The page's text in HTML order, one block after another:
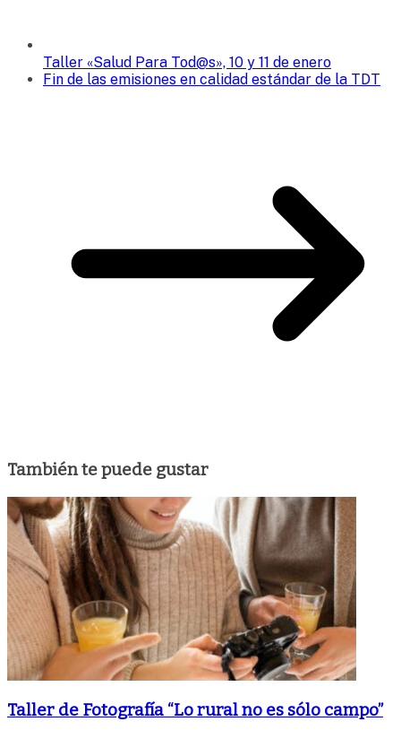
Taller «Salud Para Tod@s», 10 y 11 de enero
Fin de las emisiones en calidad estándar de la TDT
También te puede gustar
Taller de Fotografía “Lo rural no es sólo campo”